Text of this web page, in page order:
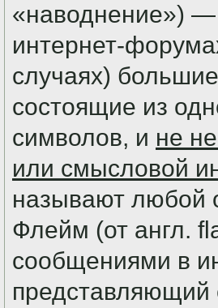
«наводнение») —
интернет-
случаях)
состоящие из
символов, и не
или смысловой
называют любой
Флейм (от англ.
сообщениями в
представляющий